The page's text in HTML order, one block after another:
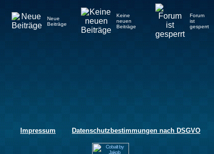
Neue
Beiträge
Keine
neuen
Beiträge
Forum
ist
gesperrt
Impressum Datenschutzbestimmungen nach DSGVO